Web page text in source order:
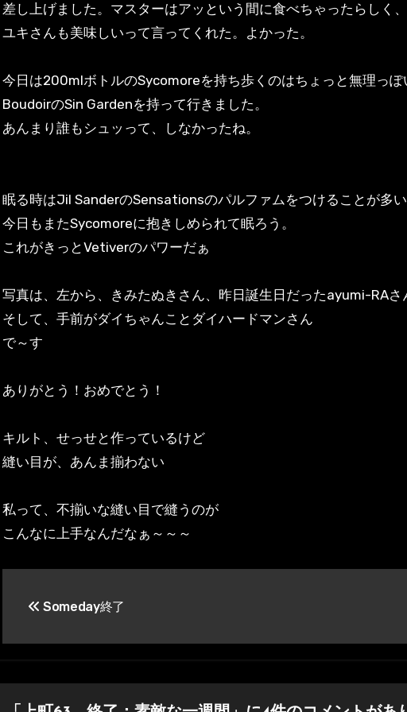
差し上げました。マスターはアッという間に食べちゃったらしく、
ユキさんも美味しいって言ってくれた。よかった。
今日は200mlボトルのSycomoreを持ち歩くのはちょっと無理っぽ
BoudoirのSin Gardenを持って行きました。
あんまり誰もシュッって、しなかったね。
眠る時はJil SanderのSensationsのパルファムをつけることが多い
今日もまたSycomoreに抱きしめられて眠ろう。
これがきっとVetiverのパワーだぁ
写真は、左から、きみたぬきさん、昨日誕生日だったayumi-RAさ
そして、手前がダイちゃんことダイハードマンさん
で～す
ありがとう！おめでとう！
キルト、せっせと作っているけど
縫い目が、あんま揃わない
私って、不揃いな縫い目で縫うのが
こんなに上手なんだなぁ～～～
ナ
ビ
Someday終了